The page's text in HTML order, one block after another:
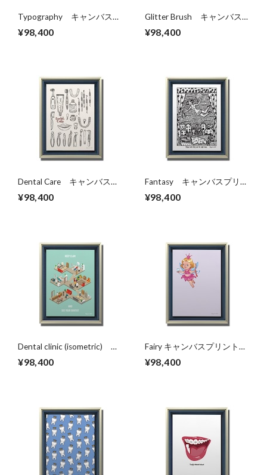
Typography キャンバスプ
額入り
¥98,400
Glitter Brush キャンバス
体額入り
¥98,400
Dental Care キャンバスプ
額入り
¥98,400
Fantasy キャンバスプリン
り
¥98,400
Dental clinic (isometric) キ
ャンバスプリント（B2サイ
ズ）・立体額入り
¥98,400
Fairy キャンバスプリント
（B2サイズ）・立体額入り
¥98,400